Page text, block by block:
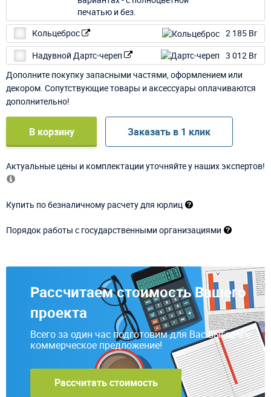
Кольцеброс
2 185 Br
Надувной Дартс-череп
3 012 Br
Дополните покупку запасными частями, оформлением или
декором. Сопутствующие товары и аксессуары оплачиваются
дополнительно!
В корзину Заказать в 1 клик
Актуальные цены и комплектации уточняйте у наших экспертов!
Купить по безналичному расчету для юрлиц
Порядок работы с государственными организациями
Рассчитаем стоимость Вашего
проекта
Всего за один час подготовим для Вас выгодное
коммерческое предложение!
Рассчитать стоимость